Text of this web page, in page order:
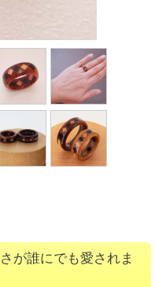
が誰にでも愛されま